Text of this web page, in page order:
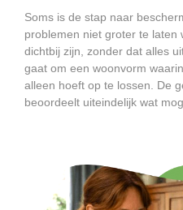
Soms is de stap naar
problemen niet groter te laten
dichtbij zijn, zonder dat alles
gaat om een woonvorm
alleen hoeft op te lossen. De
beoordeelt uiteindelijk wat